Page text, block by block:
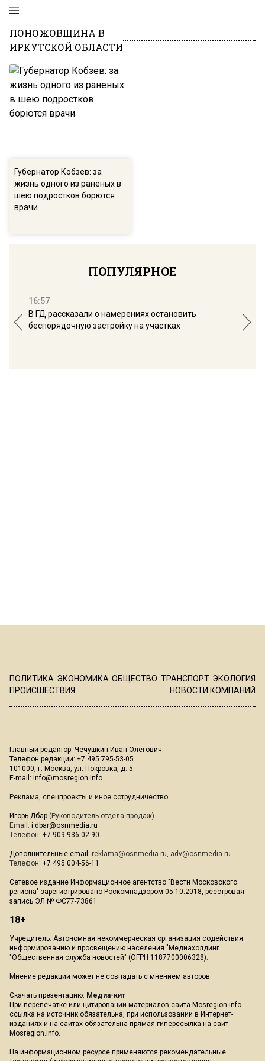
ПОНОЖОВЩИНА В
ИРКУТСКОЙ ОБЛАСТИ
Губернатор Кобзев: за
жизнь одного из раненых в
шею подростков борются
врачи
ПОПУЛЯРНОЕ
16:57
В ГД рассказали о намерениях остановить
беспорядочную застройку на участках
ПОЛИТИКА ЭКОНОМИКА ОБЩЕСТВО ТРАНСПОРТ ЭКОЛОГИЯ
ПРОИСШЕСТВИЯ
НОВОСТИ КОМПАНИЙ
Главный редактор: Чечушкин Иван Олегович.
Телефон редакции: +7 495 795-53-05
101000, г. Москва, ул. Покровка, д. 5
E-mail: info@mosregion.info
Реклама, спецпроекты и иное сотрудничество:
Игорь Дбар (Руководитель отдела продаж)
Email: i.dbar@osnmedia.ru
Телефон: +7 909 936-02-90
Дополнительные email: reklama@osnmedia.ru, adv@osnmedia.ru
Телефон: +7 495 004-56-11
Сетевое издание Информационное агентство "Вести Московского
региона" зарегистрировано Роскомнадзором 05.10.2018, реестровая
запись ЭЛ № ФС77-73861.
18+
Учредитель: Автономная некоммерческая организация содействия
информированию и просвещению населения "Медиахолдинг
"Общественная служба новостей" (ОГРН 1187700006328).
Мнение редакции может не совпадать с мнением авторов.
Скачать презентацию: Медиа-кит
При перепечатке или цитировании материалов сайта Mosregion.info
ссылка на источник обязательна, при использовании в Интернет-
изданиях и на сайтах обязательна прямая гиперссылка на сайт
Mosregion.info.
На информационном ресурсе применяются рекомендательные